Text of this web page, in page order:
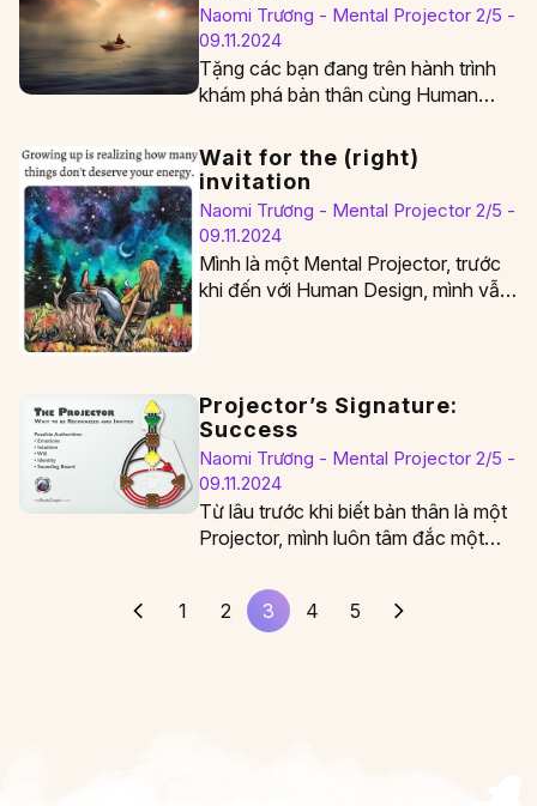
Naomi Trương - Mental Projector 2/5 -
09.11.2024
Tặng các bạn đang trên hành trình
khám phá bản thân cùng Human
Wait for the (right)
invitation
Naomi Trương - Mental Projector 2/5 -
09.11.2024
Mình là một Mental Projector, trước
khi đến với Human Design, mình vẫn
Projector’s Signature:
Success
Naomi Trương - Mental Projector 2/5 -
09.11.2024
Từ lâu trước khi biết bản thân là một
Projector, mình luôn tâm đắc một
1
2 3 4 5